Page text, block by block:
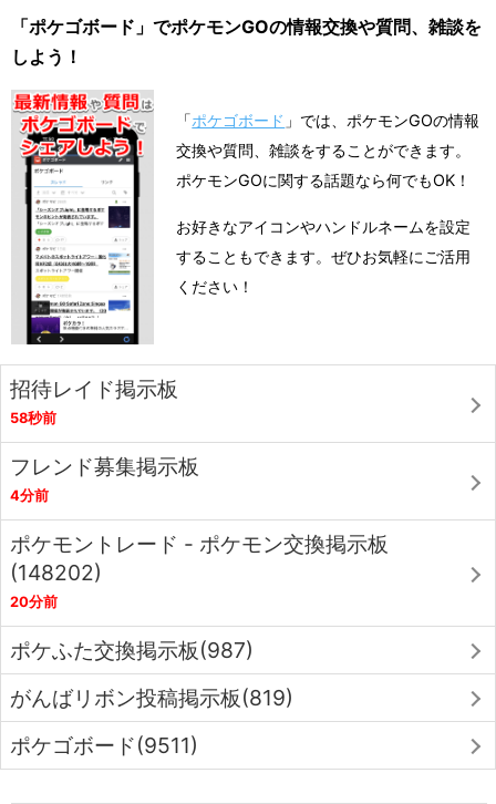
「ポケゴボード」でポケモンGOの情報交換や質問、雑談を
しよう！
「ポケゴボード 」では、ポケモンGOの情報
交換や質問、雑談をすることができます。
ポケモンGOに関する話題なら何でもOK！
お好きなアイコンやハンドルネームを設定
することもできます。ぜひお気軽にご活用
ください！
招待レイド掲示板
58秒前
フレンド募集掲示板
4分前
ポケモントレード - ポケモン交換掲示板
(148202)
20分前
ポケふた交換掲示板(987)
がんばリボン投稿掲示板(819)
ポケゴボード(9511)